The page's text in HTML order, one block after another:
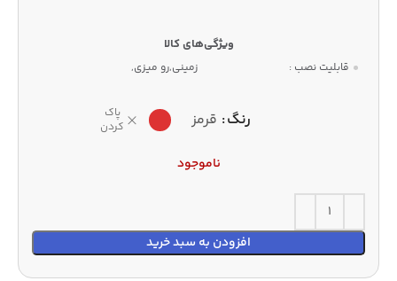
قابلیت نصب : زمینی,رو میزی,
رنگ قرمز
پاک
کردن
ناموجود
افزودن به سبد خرید